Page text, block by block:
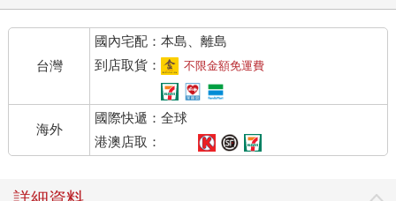
台灣
國內宅配：本島、離島
到店取貨：
不限金額免運費
海外
國際快遞：全球
港澳店取：